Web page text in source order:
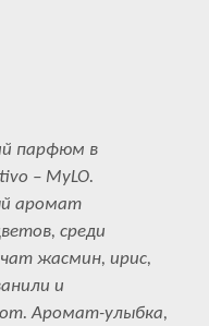
парфюм в
– MyLO.
аромат
среди
жасмин, ирис,
и
Аромат-улыбка,